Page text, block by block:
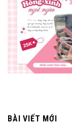
BÀI VIẾT MỚI